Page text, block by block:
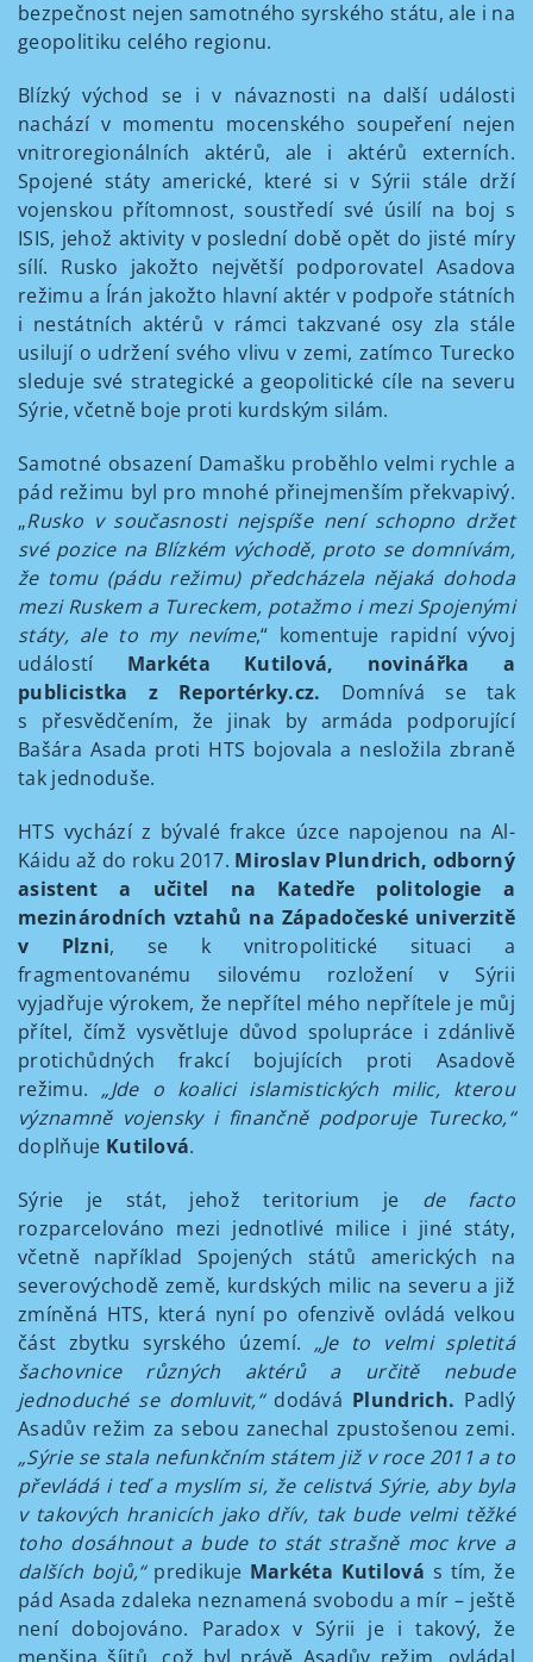
bezpečnost nejen samotného syrského státu, ale i na
geopolitiku celého regionu.
Blízký východ se i v návaznosti na další události
nachází v momentu mocenského soupeření nejen
vnitroregionálních aktérů, ale i aktérů externích.
Spojené státy americké, které si v Sýrii stále drží
vojenskou přítomnost, soustředí své úsilí na boj s
ISIS, jehož aktivity v poslední době opět do jisté míry
sílí. Rusko jakožto největší podporovatel Asadova
režimu a Írán jakožto hlavní aktér v podpoře státních
i nestátních aktérů v rámci takzvané osy zla stále
usilují o udržení svého vlivu v zemi, zatímco Turecko
sleduje své strategické a geopolitické cíle na severu
Sýrie, včetně boje proti kurdským silám.
Samotné obsazení Damašku proběhlo velmi rychle a
pád režimu byl pro mnohé přinejmenším překvapivý.
„Rusko v současnosti nejspíše není schopno držet
své pozice na Blízkém východě, proto se domnívám,
že tomu (pádu režimu) předcházela nějaká dohoda
mezi Ruskem a Tureckem, potažmo i mezi Spojenými
státy, ale to my nevíme,“ komentuje rapidní vývoj
událostí Markéta Kutilová, novinářka a
publicistka z Reportérky.cz. Domnívá se tak
s přesvědčením, že jinak by armáda podporující
Bašára Asada proti HTS bojovala a nesložila zbraně
tak jednoduše.
HTS vychází z bývalé frakce úzce napojenou na Al-
Káidu až do roku 2017. Miroslav Plundrich, odborný
asistent a učitel na Katedře politologie a
mezinárodních vztahů na Západočeské univerzitě
v Plzni, se k vnitropolitické situaci a
fragmentovanému silovému rozložení v Sýrii
vyjadřuje výrokem, že nepřítel mého nepřítele je můj
přítel, čímž vysvětluje důvod spolupráce i zdánlivě
protichůdných frakcí bojujících proti Asadově
režimu. „Jde o koalici islamistických milic, kterou
významně vojensky i finančně podporuje Turecko,“
doplňuje Kutilová.
Sýrie je stát, jehož teritorium je de facto
rozparcelováno mezi jednotlivé milice i jiné státy,
včetně například Spojených států amerických na
severovýchodě země, kurdských milic na severu a již
zmíněná HTS, která nyní po ofenzivě ovládá velkou
část zbytku syrského území. „Je to velmi spletitá
šachovnice různých aktérů a určitě nebude
jednoduché se domluvit,“dodává Plundrich. Padlý
Asadův režim za sebou zanechal zpustošenou zemi.
„Sýrie se stala nefunkčním státem již v roce 2011 a to
převládá i teď a myslím si, že celistvá Sýrie, aby byla
v takových hranicích jako dřív, tak bude velmi těžké
toho dosáhnout a bude to stát strašně moc krve a
dalších bojů,“ predikuje Markéta Kutilová s tím, že
pád Asada zdaleka neznamená svobodu a mír – ještě
není dobojováno. Paradox v Sýrii je i takový, že